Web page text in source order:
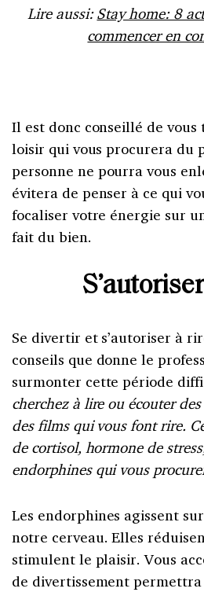
Lire aussi:Stay home: 8
commencer en
Il est donc conseillé de
loisir qui vous procurera du
personne ne pourra vous
évitera de penser à ce qui
focaliser votre énergie sur
fait du bien.
Se divertir et s’autoriser à
conseils que donne le
surmonter cette période
cherchez à lire ou écouter
des films qui vous font rire.
de cortisol, hormone de
endorphines qui vous
Les endorphines agissent
notre cerveau. Elles
stimulent le plaisir. Vous
de divertissement